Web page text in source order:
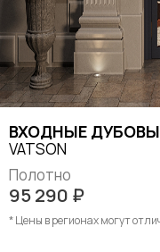
ВХОДНЫЕ
VATSON
Полотно
95 290 ₽
* Цены в регионах могут